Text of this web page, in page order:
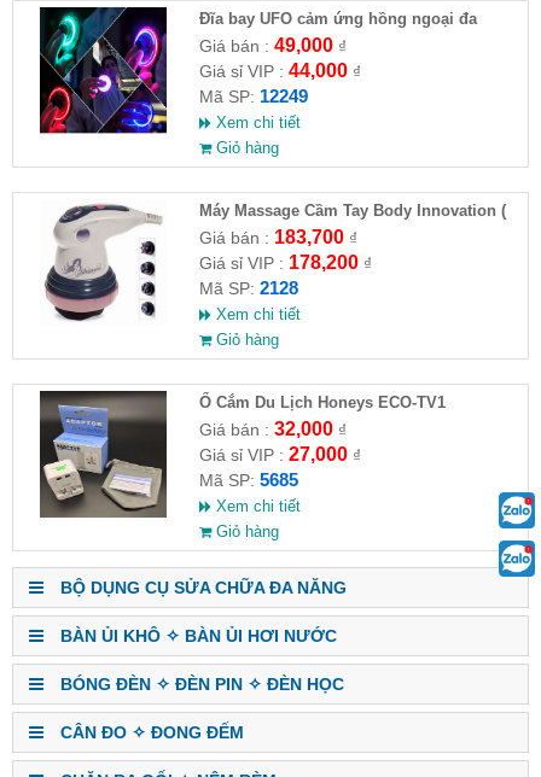
Đĩa bay UFO cảm ứng hồng ngoại đa
chiều tự động bay về
Giá bán : 49,000₫
Giá sỉ VIP : 44,000₫
Mã SP: 12249
Xem chi tiết
Giỏ hàng
Máy Massage Cầm Tay Body Innovation (
HĐ )
Giá bán : 183,700₫
Giá sỉ VIP : 178,200₫
Mã SP: 2128
Xem chi tiết
Giỏ hàng
Ổ Cắm Du Lịch Honeys ECO-TV1
Giá bán : 32,000₫
Giá sỉ VIP : 27,000₫
Mã SP: 5685
Xem chi tiết
Giỏ hàng
BỘ DỤNG CỤ SỬA CHỮA ĐA NĂNG
BÀN ỦI KHÔ ✧ BÀN ỦI HƠI NƯỚC
BÓNG ĐÈN ✧ ĐÈN PIN ✧ ĐÈN HỌC
CÂN ĐO ✧ ĐONG ĐẾM